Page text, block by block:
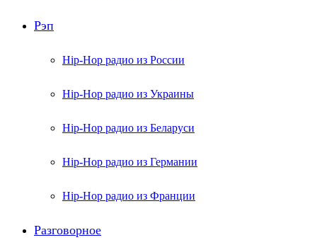
Рэп
Hip-Hop радио из России
Hip-Hop радио из Украины
Hip-Hop радио из Беларуси
Hip-Hop радио из Германии
Hip-Hop радио из Франции
Разговорное